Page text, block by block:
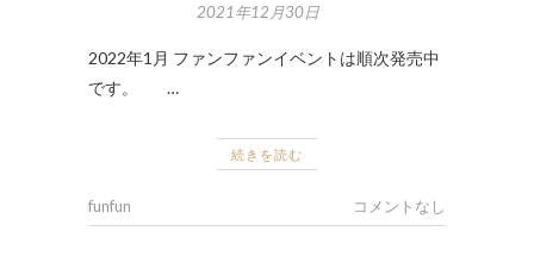
2021年12月30日
2022年1月 ファンファンイベントは順次発売中
です。 …
続きを読む
funfun コメントなし